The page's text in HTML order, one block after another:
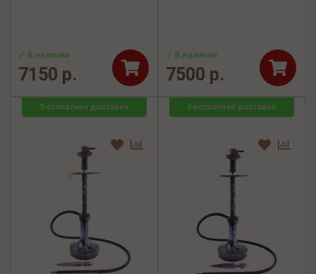
✓ В наличии
7150 р.
✓ В наличии
7500 р.
Бесплатная доставка Бесплатная доставка